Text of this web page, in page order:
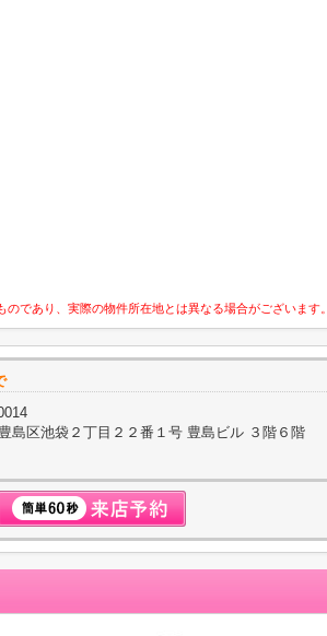
であり、実際の物件所在地とは異なる場合がございます。
島区池袋２丁目２２番１号 豊島ビル ３階６階